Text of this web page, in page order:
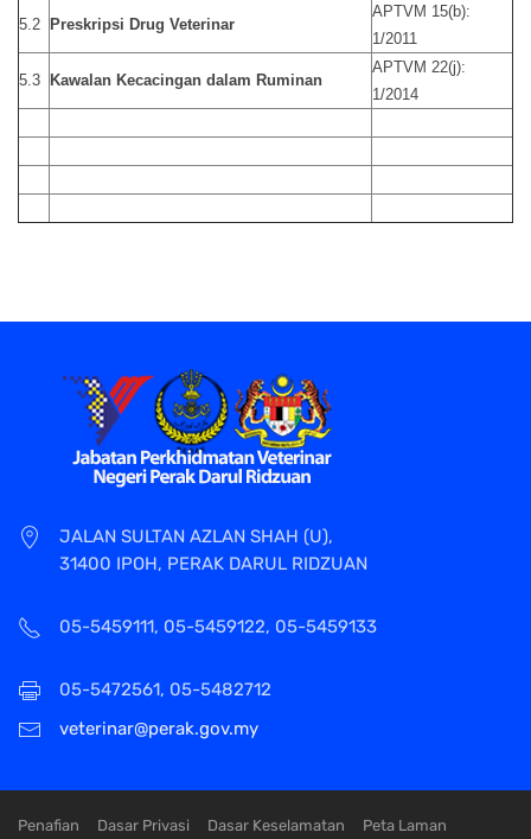
5.2 Preskripsi Drug Veterinar
APTVM 15(b):
1/2011
5.3 Kawalan Kecacingan dalam Ruminan
APTVM 22(j):
1/2014
JALAN SULTAN AZLAN SHAH (U),
31400 IPOH, PERAK DARUL RIDZUAN
05-5459111, 05-5459122, 05-5459133
05-5472561, 05-5482712
veterinar@perak.gov.my
Penafian Dasar Privasi Dasar Keselamatan Peta Laman